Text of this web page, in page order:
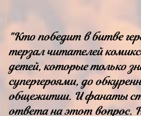
"Кто победит в битве
терзал читателей
детей, которые только
супергероями, до
общежитии. И фанаты
ответа на этот вопрос.